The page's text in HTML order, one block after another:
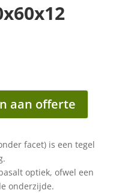
aan offerte
facet) is een tegel
optiek, ofwel een
onderzijde.